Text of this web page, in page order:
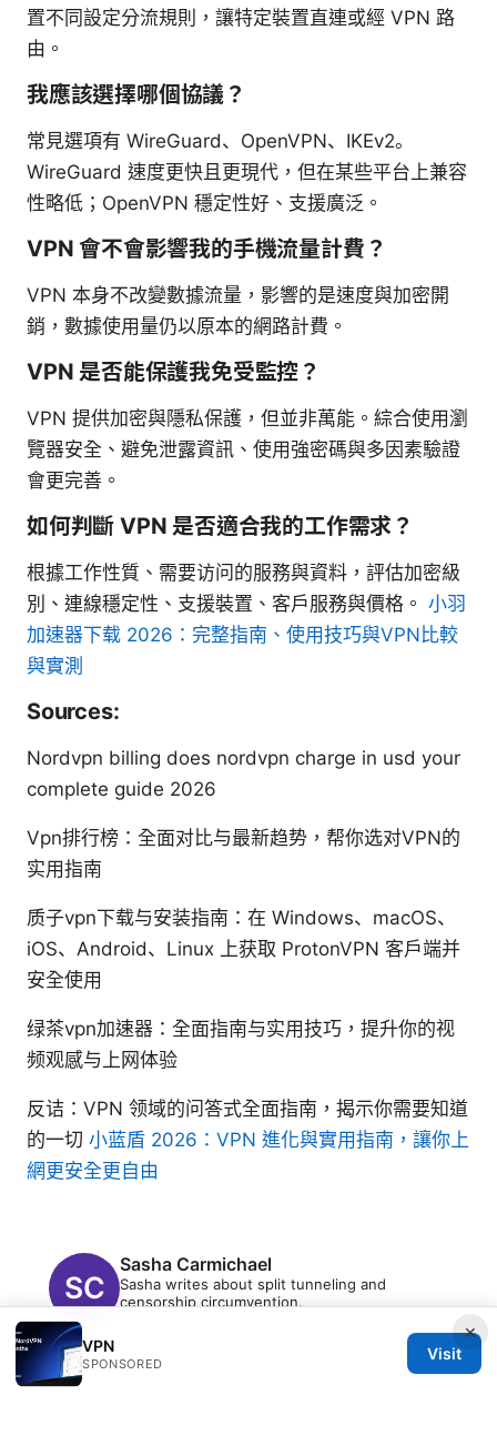
置不同設定分流規則，讓特定裝置直連或經 VPN 路
由。
我應該選擇哪個協議？
常見選項有 WireGuard、OpenVPN、IKEv2。
WireGuard 速度更快且更現代，但在某些平台上兼容
性略低；OpenVPN 穩定性好、支援廣泛。
VPN 會不會影響我的手機流量計費？
VPN 本身不改變數據流量，影響的是速度與加密開
銷，數據使用量仍以原本的網路計費。
VPN 是否能保護我免受監控？
VPN 提供加密與隱私保護，但並非萬能。綜合使用瀏
覽器安全、避免泄露資訊、使用強密碼與多因素驗證
會更完善。
如何判斷 VPN 是否適合我的工作需求？
根據工作性質、需要访问的服務與資料，評估加密級
別、連線穩定性、支援裝置、客戶服務與價格。 小羽
加速器下载 2026：完整指南、使用技巧與VPN比較
與實測
Sources:
Nordvpn billing does nordvpn charge in usd your
complete guide 2026
Vpn排行榜：全面对比与最新趋势，帮你选对VPN的
实用指南
质子vpn下载与安装指南：在 Windows、macOS、
iOS、Android、Linux 上获取 ProtonVPN 客户端并
安全使用
绿茶vpn加速器：全面指南与实用技巧，提升你的视
频观感与上网体验
反诘：VPN 领域的问答式全面指南，揭示你需要知道
的一切 小蓝盾 2026：VPN 進化與實用指南，讓你上
網更安全更自由
Sasha Carmichael
Sasha writes about split tunneling and
censorship circumvention.
×
VPN
SPONSORED
Visit